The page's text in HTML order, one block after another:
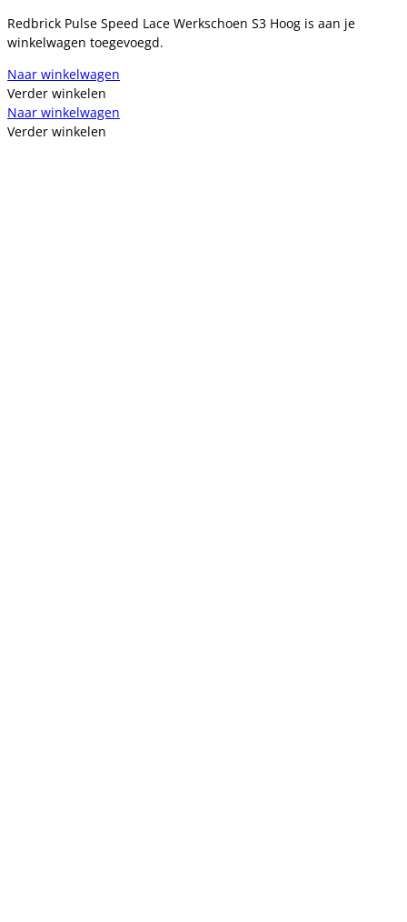
Redbrick Pulse Speed Lace Werkschoen S3 Hoog is aan je
winkelwagen toegevoegd.
Naar winkelwagen
Verder winkelen
Naar winkelwagen
Verder winkelen